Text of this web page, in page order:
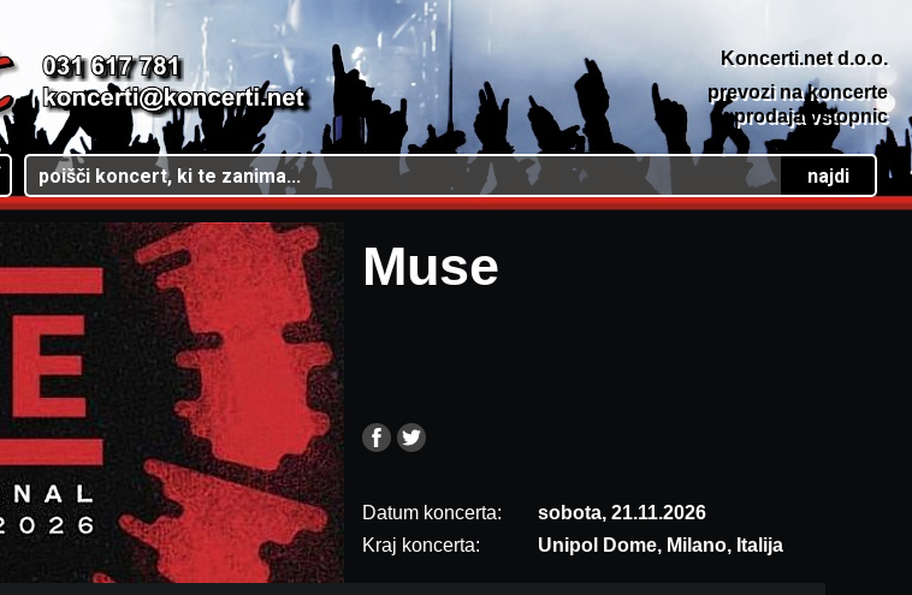
Koncerti.net d.o.o.
prevozi na koncerte
prodaja vstopnic
Muse
Datum koncerta:
sobota, 21.11.2026
Kraj koncerta:
Unipol Dome, Milano, Italija